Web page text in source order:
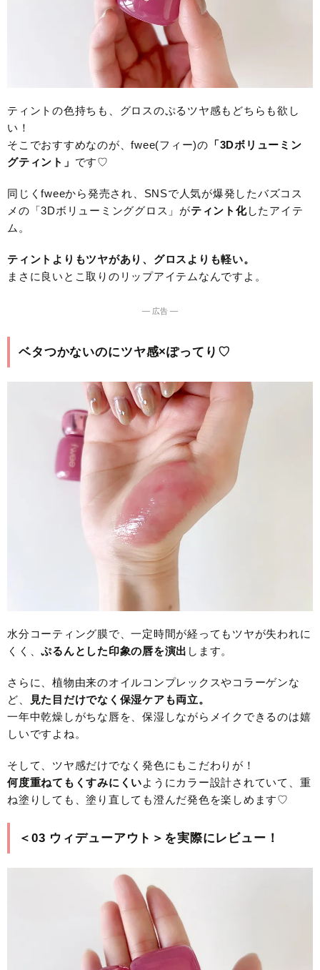
ティントの色持ちも、グロスのぷるツヤ感もどちらも欲し
い！
そこでおすすめなのが、fwee(フィー)の 「3Dボリューミン
グティント」 です♡
同じくfweeから発売され、SNSで人気が爆発したバズコス
メの「3Dボリューミンググロス」がティント化したアイテ
ム。
ティントよりもツヤがあり、グロスよりも軽い。
まさに良いとこ取りのリップアイテムなんですよ。
― 広告 ―
ベタつかないのにツヤ感×ぽってり♡
水分コーティング膜で、一定時間が経ってもツヤが失われに
くく、ぷるんとした印象の唇を演出 します。
さらに、植物由来のオイルコンプレックスやコラーゲンな
ど、
見た目だけでなく保湿ケアも両立。
一年中乾燥しがちな唇を、保湿しながらメイクできるのは嬉
しいですよね。
そして、ツヤ感だけでなく発色にもこだわりが！
何度重ねてもくすみにくいようにカラー設計されていて、重
ね塗りしても、塗り直しても澄んだ発色を楽しめます♡
＜03 ウィデューアウト＞を実際にレビュー！